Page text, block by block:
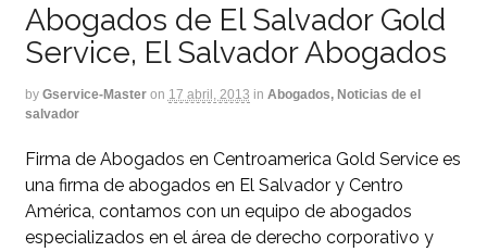
Abogados de El Salvador Gold
Service, El Salvador Abogados
by Gservice-Master on 17 abril, 2013 in Abogados, Noticias de el
salvador
Firma de Abogados en Centroamerica Gold Service es
una firma de abogados en El Salvador y Centro
América, contamos con un equipo de abogados
especializados en el área de derecho corporativo y